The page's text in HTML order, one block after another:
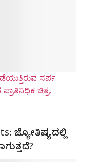
ಸರ್ಪ
ಚಿತ್ರ.
ಜ್ಯೋತಿಷ್ಯದಲ್ಲಿ